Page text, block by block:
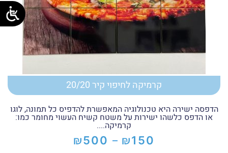
קרמיקה לחיפוי קיר 20/20
הדפסה ישירה היא טכנולוגיה המאפשרת להדפיס כל תמונה, לוגו
או הדפס כלשהו ישירות על משטח קשיח העשוי מחומר כמו:
קרמיקה....
₪150
–
₪500
טווח